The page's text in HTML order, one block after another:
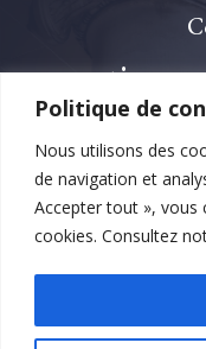
Politique de
Nous utilisons des
de navigation et
Accepter tout », vous
cookies. Consultez